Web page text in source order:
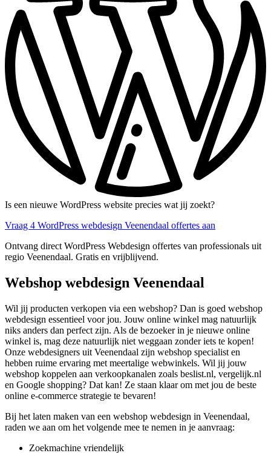
Is een nieuwe WordPress website precies wat jij zoekt?
Vraag 4 WordPress webdesign Veenendaal offertes aan
Ontvang direct WordPress Webdesign offertes van professionals uit
regio Veenendaal. Gratis en vrijblijvend.
Webshop webdesign Veenendaal
Wil jij producten verkopen via een webshop? Dan is goed webshop
webdesign essentieel voor jou. Jouw online winkel mag natuurlijk
niks anders dan perfect zijn. Als de bezoeker in je nieuwe online
winkel is, mag deze natuurlijk niet weggaan zonder iets te kopen!
Onze webdesigners uit Veenendaal zijn webshop specialist en
hebben ruime ervaring met meertalige webwinkels. Wil jij jouw
webshop koppelen aan verkoopkanalen zoals beslist.nl, vergelijk.nl
en Google shopping? Dat kan! Ze staan klaar om met jou de beste
online e-commerce strategie te bevaren!
Bij het laten maken van een webshop webdesign in Veenendaal,
raden we aan om het volgende mee te nemen in je aanvraag:
Zoekmachine vriendelijk